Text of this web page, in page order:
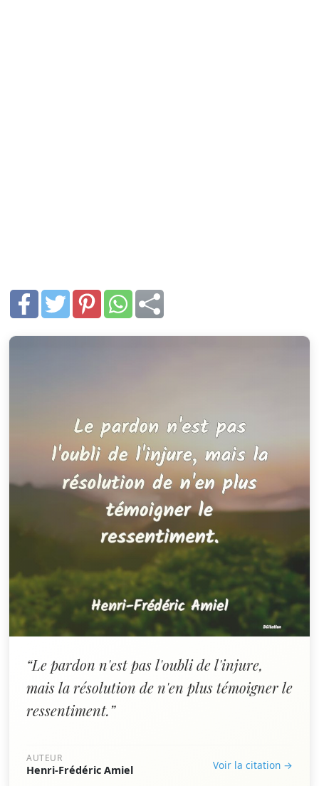
“Le pardon n'est pas l'oubli de l'injure,
mais la résolution de n'en plus témoigner le
ressentiment.”
AUTEUR
Henri-Frédéric Amiel Voir la citation →